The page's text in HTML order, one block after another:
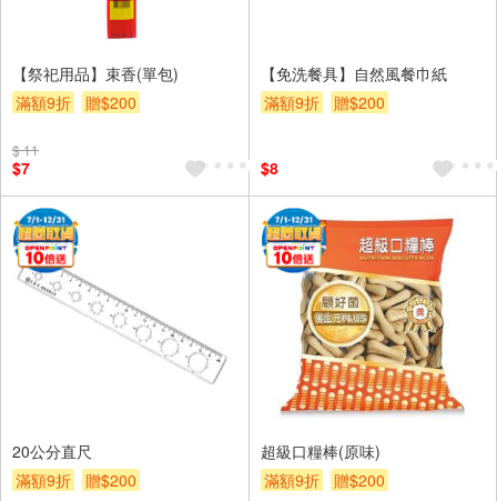
【祭祀用品】束香(單包)
滿額9折
贈$200
$ 11
$7
【免洗餐具】自然風餐巾紙
滿額9折
贈$200
$8
20公分直尺
滿額9折
贈$200
超級口糧棒(原味)
滿額9折
贈$200